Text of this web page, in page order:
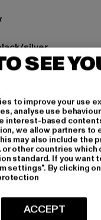
silver
Material
Material
02499
GmbH |
51063 Köln | DE
SEE
to improve your use
analyse use
interest-based
we allow partners to
may also include the
or other countries which
standard. If you want
settings". By clicking
ACCEPT